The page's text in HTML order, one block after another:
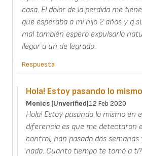
casa. El dolor de la perdida me
que esperaba a mi hijo 2 años y q
mal también espero expulsarlo
llegar a un de legrado.
Respuesta
Hola! Estoy pasando lo mismo
Monics (unverified)12 Feb 2020
Hola! Estoy pasando lo mismo en
diferencia es que me detectaron
control, han pasado dos
nada. Cuanto tiempo te tomó a ti?